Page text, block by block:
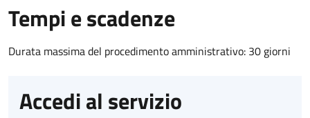
Tempi e scadenze
Durata massima del procedimento amministrativo: 30 giorni
Accedi al servizio